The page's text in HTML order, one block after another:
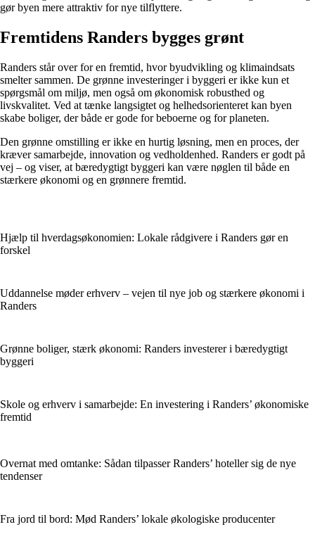
gør byen mere attraktiv for nye tilflyttere.
Fremtidens Randers bygges grønt
Randers står over for en fremtid, hvor byudvikling og klimaindsats
smelter sammen. De grønne investeringer i byggeri er ikke kun et
spørgsmål om miljø, men også om økonomisk robusthed og
livskvalitet. Ved at tænke langsigtet og helhedsorienteret kan byen
skabe boliger, der både er gode for beboerne og for planeten.
Den grønne omstilling er ikke en hurtig løsning, men en proces, der
kræver samarbejde, innovation og vedholdenhed. Randers er godt på
vej – og viser, at bæredygtigt byggeri kan være nøglen til både en
stærkere økonomi og en grønnere fremtid.
Hjælp til hverdagsøkonomien: Lokale rådgivere i Randers gør en
forskel
Uddannelse møder erhverv – vejen til nye job og stærkere økonomi i
Randers
Grønne boliger, stærk økonomi: Randers investerer i bæredygtigt
byggeri
Skole og erhverv i samarbejde: En investering i Randers’ økonomiske
fremtid
Overnat med omtanke: Sådan tilpasser Randers’ hoteller sig de nye
tendenser
Fra jord til bord: Mød Randers’ lokale økologiske producenter